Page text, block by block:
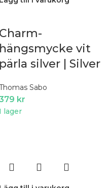
Charm-
hängsmycke vit
pärla silver | Silver
Sabo
kr
I lager